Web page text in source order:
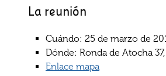
La reunión
Cuándo: 25 de marzo de
Dónde: Ronda de Atocha
Enlace mapa